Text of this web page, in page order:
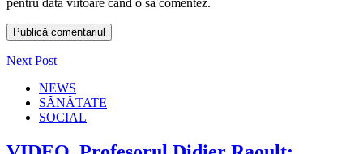
Next Post
NEWS
SĂNĂTATE
SOCIAL